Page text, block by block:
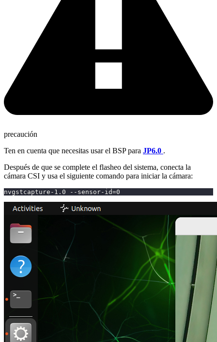
precaución
Ten en cuenta que necesitas usar el BSP para JP6.0 .
Después de que se complete el flasheo del sistema, conecta la
cámara CSI y usa el siguiente comando para iniciar la cámara:
nvgstcapture-1.0 --sensor-id=0